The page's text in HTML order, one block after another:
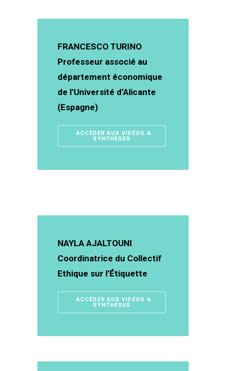
FRANCESCO TURINO
Professeur associé au
département économique
de l’Université d’Alicante
(Espagne)
ACCÉDER AUX VIDÉOS &
SYNTHÈSES
NAYLA AJALTOUNI
Coordinatrice du Collectif
Ethique sur l’Étiquette
ACCÉDER AUX VIDÉOS &
SYNTHÈSES